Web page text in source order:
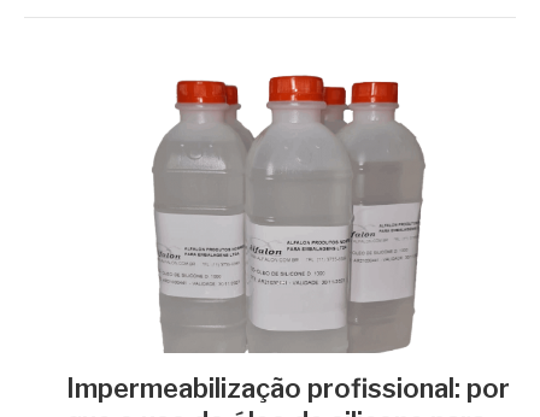
Impermeabilização profissional: por